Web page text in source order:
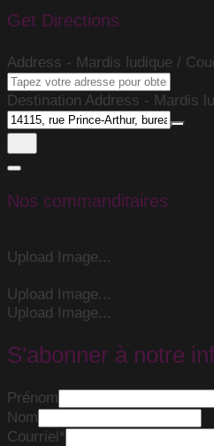
Get Directions
Address - Mardis ludique /
Destination Address - Mardis
Nos commanditaires
Upload Image...
Upload Image...
Upload Image...
S'abonner à notre
Prénom
Nom
Courriel*